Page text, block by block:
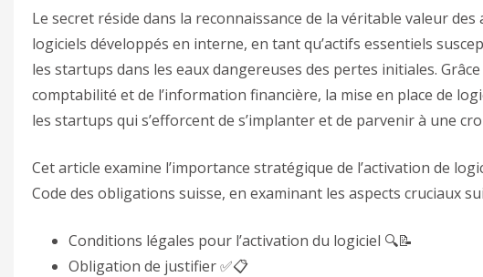
Le secret réside dans la reconnaissance de la véritable valeur
logiciels développés en interne, en tant qu’actifs essentiels
les startups dans les eaux dangereuses des pertes initiales.
comptabilité et de l’information financière, la mise en place de
les startups qui s’efforcent de s’implanter et de parvenir à une
Cet article examine l’importance stratégique de l’activation de
Code des obligations suisse, en examinant les aspects cruciaux
Conditions légales pour l’activation du logiciel 🔍📝
Obligation de justifier ✅📋